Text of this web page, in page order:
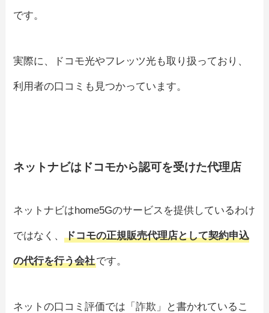
です。
実際に、ドコモ光やフレッツ光も取り扱っており、
利用者の口コミも見つかっています。
ネットナビはドコモから認可を受けた代理店
ネットナビはhome5Gのサービスを提供しているわけ
ではなく、ドコモの正規販売代理店として契約申込
の代行を行う会社です。
ネットの口コミ評価では「詐欺」と書かれているこ